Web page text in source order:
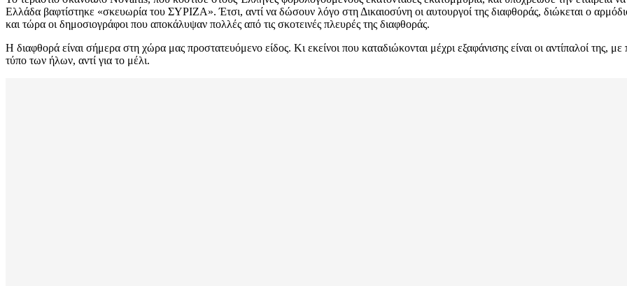
Ελλάδα βαφτίστηκε «σκευωρία του ΣΥΡΙΖΑ». Έτσι, αντί να δώσουν λόγο στη Δικαιοσύνη οι αυτουργοί της διαφθοράς, διώκεται ο
και τώρα οι δημοσιογράφοι που αποκάλυψαν πολλές από τις σκοτεινές πλευρές της διαφθοράς.
Η διαφθορά είναι σήμερα στη χώρα μας προστατευόμενο είδος. Κι εκείνοι που καταδιώκονται μέχρι εξαφάνισης είναι οι αντίπαλοί της,
τύπο των ήλων, αντί για το μέλι.